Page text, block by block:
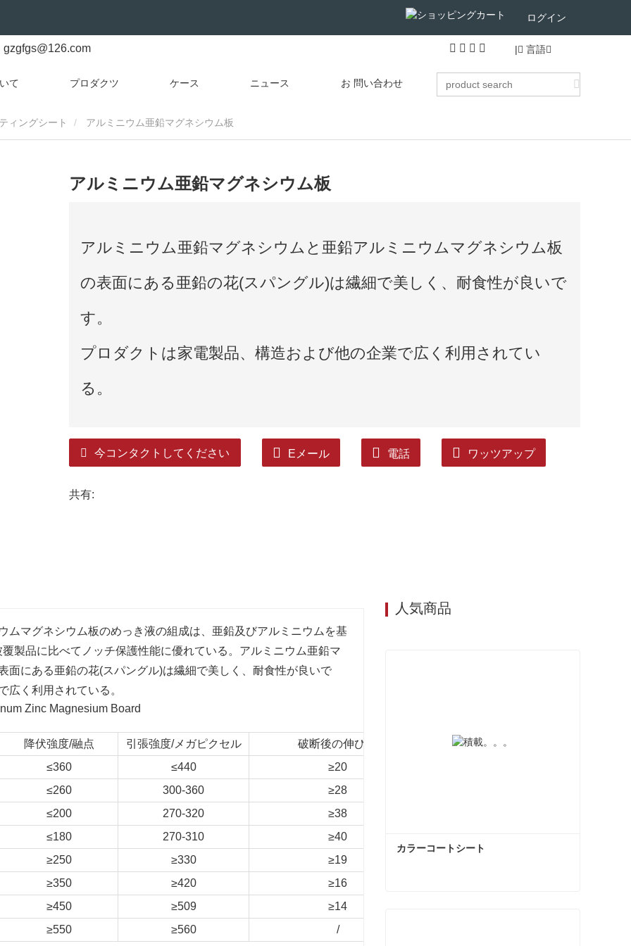
ログイン
gzgfgs@126.com | 言語
て プロダクツ ケース ニュース お 問い合わせ
ィングシート アルミニウム亜鉛マグネシウム板
アルミニウム亜鉛マグネシウム板
アルミニウム亜鉛マグネシウムと亜鉛アルミニウムマグネシウム板
の表面にある亜鉛の花(スパングル)は繊細で美しく、耐食性が良いで
す。
プロダクトは家電製品、構造および他の企業で広く利用されてい
る。
今コンタクトしてください Eメール 電話 ワッツアップ
共有:
ムマグネシウム板のめっき液の組成は、亜鉛及びアルミニウムを基
製品に比べてノッチ保護性能に優れている。アルミニウム亜鉛マ
面にある亜鉛の花(スパングル)は繊細で美しく、耐食性が良いで
広く利用されている。
降伏強度/融点 引張強度/メガピクセル
破断後の伸び/%
≤360
≤440
≥20
≤260
300-360
≥28
≤200
270-320
≥38
≤180
270-310
≥40
≥250
≥330
≥19
≥350
≥420
≥16
≥450
≥509
≥14
≥550
≥560 /
人気商品
カラーコートシート